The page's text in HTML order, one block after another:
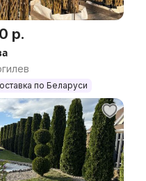
р.
по Беларуси